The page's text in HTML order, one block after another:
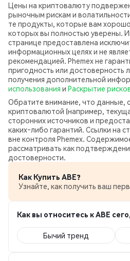
Цены на криптовалюту
рыночным рискам и
те продукты, которые вам
которых вы полностью уверены.
странице предоставлена
информационных целях и не
рекомендацией. Phemex не
пригодность или
получения дополнительной
использования и Раскрытие
Обратите внимание, что данные,
криптовалютой (например,
сторонних источников и
каких‑либо гарантий. Ссылки на
вне контроля Phemex.
рассматривать как
достоверности.
Как Купить ABE?
Узнайте, как получить ваш
Как вы относитесь к ABE
Бычий тренд